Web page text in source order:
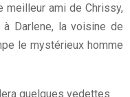
meilleur ami de Chrissy,
Darlene, la voisine de
le mystérieux homme
quelques vedettes